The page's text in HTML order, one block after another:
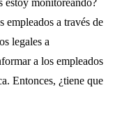
estoy monitoreando?
empleados a través de
legales a
a los empleados
Entonces, ¿tiene que